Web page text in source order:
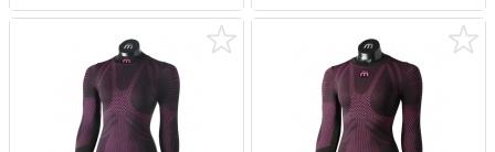
MELANGE с высоким
воротом, женская
SKINTECH мужская